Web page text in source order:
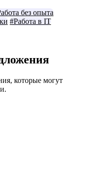
без опыта
#Работа в IT
которые могут